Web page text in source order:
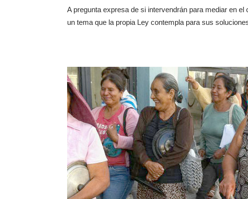
A pregunta expresa de si intervendrán para mediar en
un tema que la propia Ley contempla para sus